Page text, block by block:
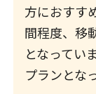
方におすす
間程度、移
となってい
プランとな